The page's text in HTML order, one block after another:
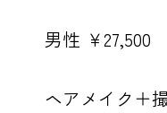
男性 ￥27,500
ヘアメイク＋